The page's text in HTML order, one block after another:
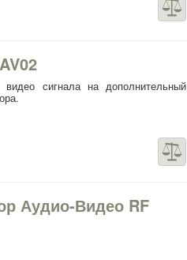
сигнала на дополнительный
Аудио-Видео RF